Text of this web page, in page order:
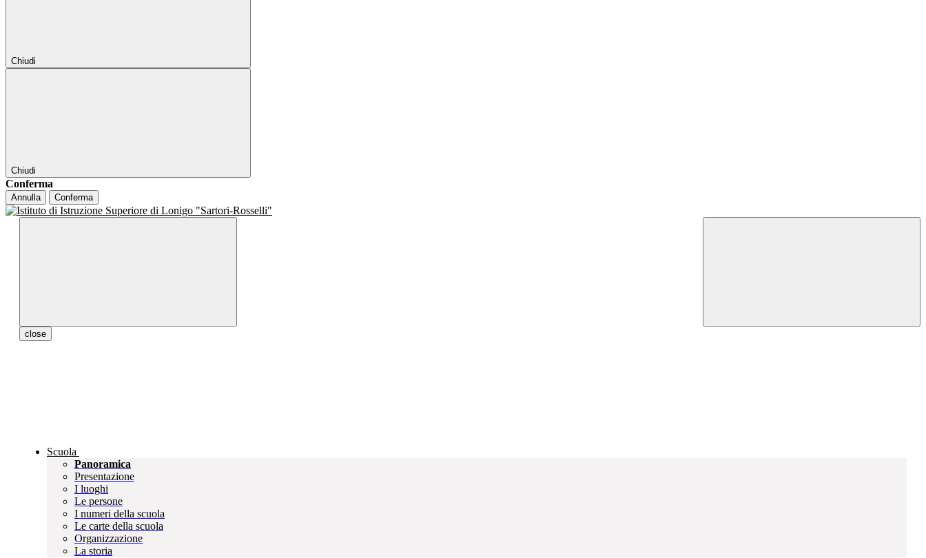
Chiudi
Chiudi
Conferma
Annulla Conferma
close
Scuola
Panoramica
Presentazione
I luoghi
Le persone
I numeri della scuola
Le carte della scuola
Organizzazione
La storia